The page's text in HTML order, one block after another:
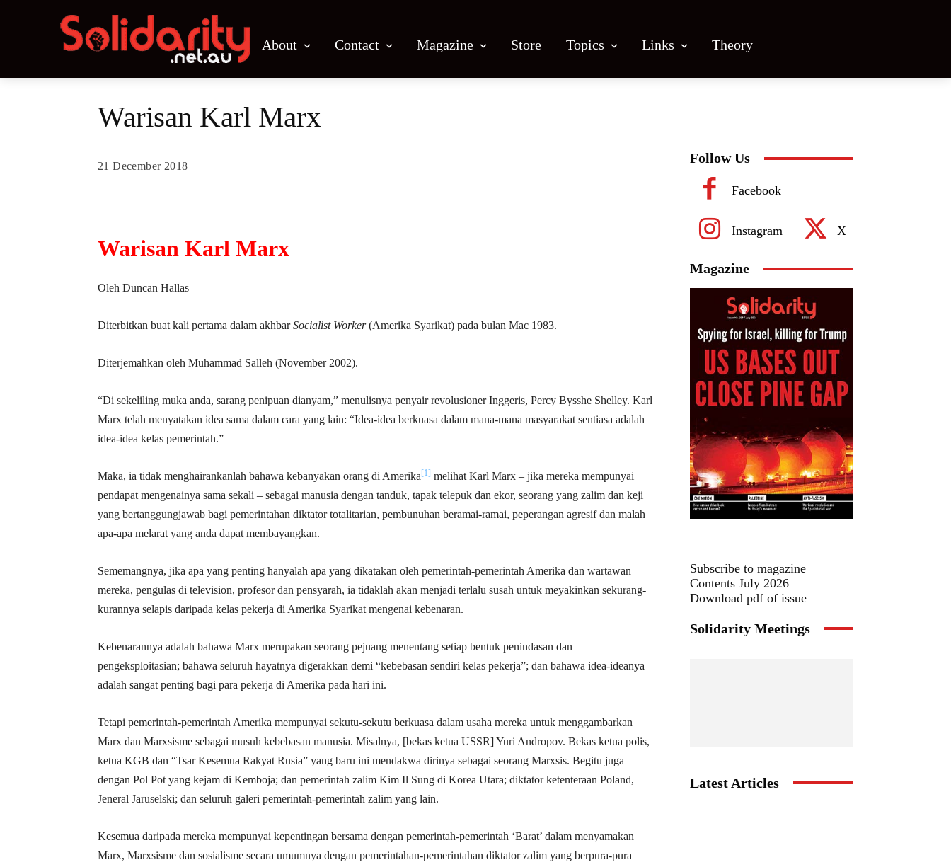
About Contact Magazine Store Topics Links Theory
Warisan Karl Marx
21 December 2018
Warisan Karl Marx
Oleh Duncan Hallas
Diterbitkan buat kali pertama dalam akhbarSocialist Worker(Amerika Syarikat) pada bulan Mac 1983.
Diterjemahkan oleh Muhammad Salleh (November 2002).
“Di sekeliling muka anda, sarang penipuan dianyam,” menulisnya penyair revolusioner Inggeris, Percy Bysshe Shelley. Karl
Marx telah menyatakan idea sama dalam cara yang lain: “Idea-idea berkuasa dalam mana-mana masyarakat sentiasa adalah
idea-idea kelas pemerintah.”
Maka, ia tidak menghairankanlah bahawa kebanyakan orang di Amerika[1] melihat Karl Marx – jika mereka mempunyai
pendapat mengenainya sama sekali – sebagai manusia dengan tanduk, tapak telepuk dan ekor, seorang yang zalim dan keji
yang bertanggungjawab bagi pemerintahan diktator totalitarian, pembunuhan beramai-ramai, peperangan agresif dan malah
apa-apa melarat yang anda dapat membayangkan.
Sememangnya, jika apa yang penting hanyalah apa yang dikatakan oleh pemerintah-pemerintah Amerika dan wartawan
mereka, pengulas di television, profesor dan pensyarah, ia tidaklah akan menjadi terlalu susah untuk meyakinkan sekurang-
kurannya selapis daripada kelas pekerja di Amerika Syarikat mengenai kebenaran.
Kebenarannya adalah bahawa Marx merupakan seorang pejuang menentang setiap bentuk penindasan dan
pengeksploitasian; bahawa seluruh hayatnya digerakkan demi “kebebasan sendiri kelas pekerja”; dan bahawa idea-ideanya
adalah sangat penting bagi para pekerja di Amerika pada hari ini.
Tetapi pemerintah-pemerintah Amerika mempunyai sekutu-sekutu berkuasa dalam usaha mereka untuk menggambarkan
Marx dan Marxsisme sebagai musuh kebebasan manusia. Misalnya, [bekas ketua USSR] Yuri Andropov. Bekas ketua polis,
ketua KGB dan “Tsar Kesemua Rakyat Rusia” yang baru ini mendakwa dirinya sebagai seorang Marxsis. Begitu juga
dengan Pol Pot yang kejam di Kemboja; dan pemerintah zalim Kim Il Sung di Korea Utara; diktator ketenteraan Poland,
Jeneral Jaruselski; dan seluruh galeri pemerintah-pemerintah zalim yang lain.
Kesemua daripada mereka mempunyai kepentingan bersama dengan pemerintah-pemerintah ‘Barat’ dalam menyamakan
Marx, Marxsisme dan sosialisme secara umumnya dengan pemerintahan-pemerintahan diktator zalim yang berpura-pura
Follow Us
Facebook
Instagram X
Magazine
Subscribe to magazine
Contents July 2026
Download pdf of issue
Solidarity Meetings
Latest Articles